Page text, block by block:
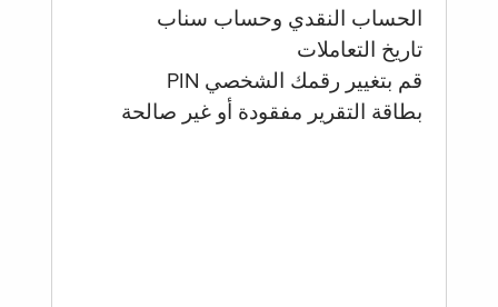
الحساب النقدي وحساب سناب
تاريخ التعاملات
قم بتغيير رقمك الشخصي PIN
بطاقة التقرير مفقودة أو غير صالحة